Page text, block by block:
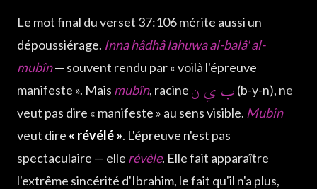
Le mot final du verset 37:106 mérite aussi un
dépoussiérage. Inna hâdhâ lahuwa al-balâ' al-
mubîn— souvent rendu par « voilà l'épreuve
manifeste ». Mais mubîn, racine ب ي ن (b-y-n), ne
veut pas dire « manifeste » au sens visible. Mubîn
veut dire « révélé ». L'épreuve n'est pas
spectaculaire — elle révèle. Elle fait apparaître
l'extrême sincérité d'Ibrahim, le fait qu'il n'a plus,